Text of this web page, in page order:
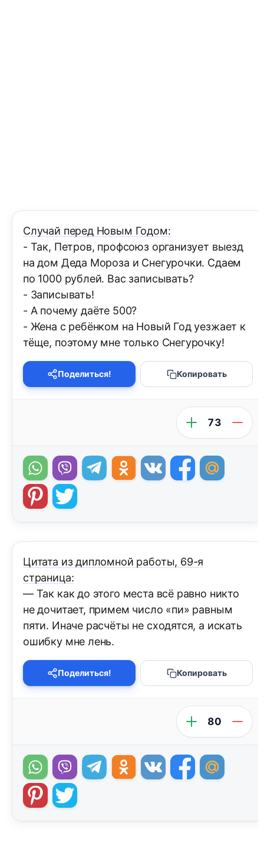
Случай перед Новым Годом:
- Так, Петров, профсоюз организует выезд
на дом Деда Мороза и Снегурочки. Сдаем
по 1000 рублей. Вас записывать?
- Записывать!
- А почему даёте 500?
- Жена с ребёнком на Новый Год уезжает к
тёще, поэтому мне только Снегурочку!
Поделиться! Копировать
73
Цитата из дипломной работы, 69-я
страница:
— Так как до этого места всё равно никто
не дочитает, примем число «пи» равным
пяти. Иначе расчёты не сходятся, а искать
ошибку мне лень.
Поделиться! Копировать
80